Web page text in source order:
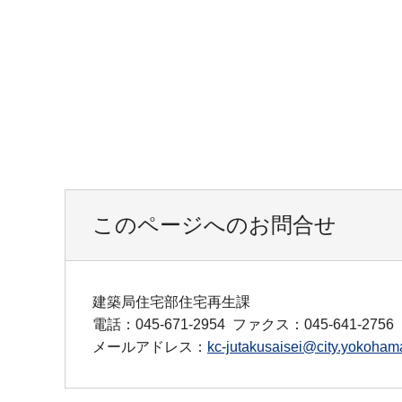
このページへのお問合せ
建築局住宅部住宅再生課
電話：045-671-2954 ファクス：045-641-2756
メールアドレス： kc-